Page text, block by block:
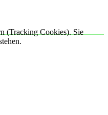
(Tracking Cookies). Sie